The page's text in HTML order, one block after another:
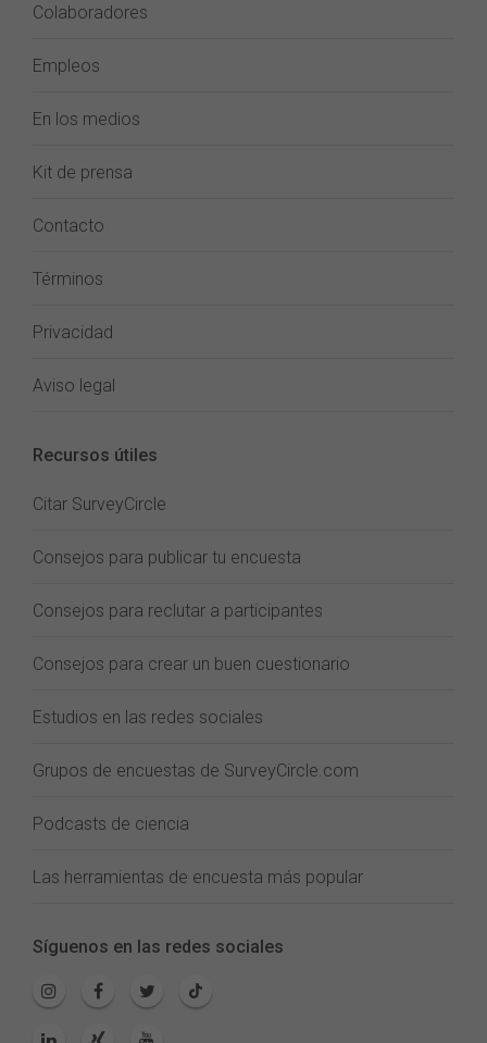
Colaboradores
Empleos
En los medios
Kit de prensa
Contacto
Términos
Privacidad
Aviso legal
Recursos útiles
Citar SurveyCircle
Consejos para publicar tu encuesta
Consejos para reclutar a participantes
Consejos para crear un buen cuestionario
Estudios en las redes sociales
Grupos de encuestas de SurveyCircle.com
Podcasts de ciencia
Las herramientas de encuesta más popular
Síguenos en las redes sociales